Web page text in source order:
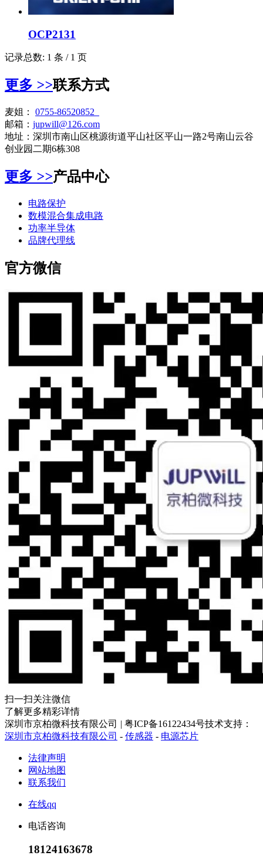
OCP2131
记录总数: 1 条 / 1 页
更多 >>联系方式
麦姐： 0755-86520852
邮箱： jupwill@126.com
地址：深圳市南山区桃源街道平山社区平山一路2号南山云谷
创业园二期6栋308
更多 >>产品中心
电路保护
数模混合集成电路
功率半导体
品牌代理线
官方微信
扫一扫关注微信
了解更多精彩详情
深圳市京柏微科技有限公司 | 粤ICP备16122434号技术支持：
深圳市京柏微科技有限公司 - 传感器 - 电源芯片
法律声明
网站地图
联系我们
在线qq
电话咨询
18124163678